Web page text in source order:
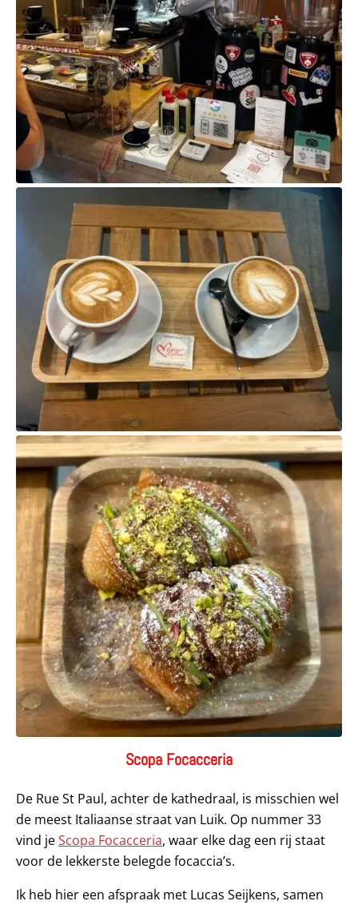
Scopa Focacceria
De Rue St Paul, achter de kathedraal, is misschien wel
de meest Italiaanse straat van Luik. Op nummer 33
vind jeScopa Focacceria, waar elke dag een rij staat
voor de lekkerste belegde focaccia’s.
Ik heb hier een afspraak met Lucas Seijkens, samen